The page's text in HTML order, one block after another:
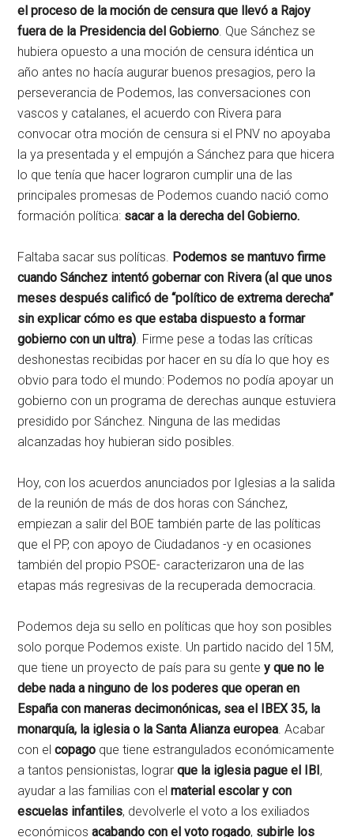
el proceso de la moción de censura que llevó a Rajoy
fuera de la Presidencia del Gobierno. Que Sánchez se
hubiera opuesto a una moción de censura idéntica un
año antes no hacía augurar buenos presagios, pero la
perseverancia de Podemos, las conversaciones con
vascos y catalanes, el acuerdo con Rivera para
convocar otra moción de censura si el PNV no apoyaba
la ya presentada y el empujón a Sánchez para que hicera
lo que tenía que hacer lograron cumplir una de las
principales promesas de Podemos cuando nació como
formación política: sacar a la derecha del Gobierno.
Faltaba sacar sus políticas. Podemos se mantuvo firme
cuando Sánchez intentó gobernar con Rivera (al que unos
meses después calificó de “político de extrema derecha”
sin explicar cómo es que estaba dispuesto a formar
gobierno con un ultra). Firme pese a todas las críticas
deshonestas recibidas por hacer en su día lo que hoy es
obvio para todo el mundo: Podemos no podía apoyar un
gobierno con un programa de derechas aunque estuviera
presidido por Sánchez. Ninguna de las medidas
alcanzadas hoy hubieran sido posibles.
Hoy, con los acuerdos anunciados por Iglesias a la salida
de la reunión de más de dos horas con Sánchez,
empiezan a salir del BOE también parte de las políticas
que el PP, con apoyo de Ciudadanos -y en ocasiones
también del propio PSOE- caracterizaron una de las
etapas más regresivas de la recuperada democracia.
Podemos deja su sello en políticas que hoy son posibles
solo porque Podemos existe. Un partido nacido del 15M,
que tiene un proyecto de país para su gentey que no le
debe nada a ninguno de los poderes que operan en
España con maneras decimonónicas, sea el IBEX 35, la
monarquía, la iglesia o la Santa Alianza europea. Acabar
con elcopago que tiene estrangulados económicamente
a tantos pensionistas, lograrque la iglesia pague el IBI ,
ayudar a las familias con elmaterial escolar y con
escuelas infantiles, devolverle el voto a los exiliados
económicosacabando con el voto rogado, subirle los